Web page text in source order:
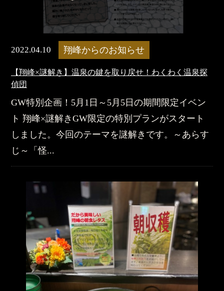
2022.04.10 翔峰からのお知らせ
【翔峰×謎解き】温泉の鍵を取り戻せ！わくわく温泉探
偵団
GW特別企画！5月1日～5月5日の期間限定イベン
ト 翔峰×謎解きGW限定の特別プランがスタート
しました。今回のテーマを謎解きです。～あらす
じ～「怪...